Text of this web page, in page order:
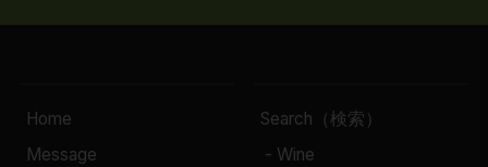
Home
Message
Search（検索）
- Wine